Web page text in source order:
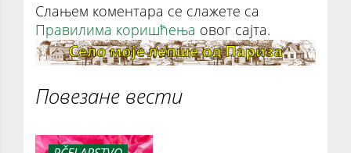
Слањем коментара се слажете са
Правилима коришћења овог сајта.
Повезане вести